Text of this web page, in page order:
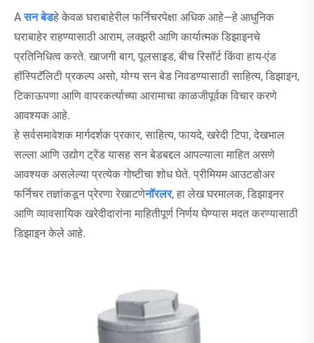
Aसन बेडहे केवळ घराबाहेरील फर्निचरपेक्षा अधिक आहे—हे आधुनिक
घराबाहेर राहण्यासाठी आराम, लक्झरी आणि कार्यात्मक डिझाइनचे
प्रतिनिधित्व करते. खाजगी बाग, पूलसाइड, बीच रिसॉर्ट किंवा हाय-एंड
हॉस्पिटॅलिटी प्रकल्प असो, योग्य सन बेड निवडण्यासाठी साहित्य, डिझाइन,
टिकाऊपणा आणि वापरकर्त्याच्या आरामाचा काळजीपूर्वक विचार करणे
आवश्यक आहे.
हे सर्वसमावेशक मार्गदर्शक प्रकार, साहित्य, फायदे, खरेदी टिपा, देखभाल
सल्ला आणि उद्योग ट्रेंड यासह सन बेडबद्दल आपल्याला माहित असणे
आवश्यक असलेल्या प्रत्येक गोष्टीचा शोध घेते. प्रीमियम आउटडोअर
फर्निचर तज्ञांकडून प्रेरणा रेखाटणेनॉरलर, हा लेख घरमालक, डिझाइनर
आणि व्यावसायिक खरेदीदारांना माहितीपूर्ण निर्णय घेण्यास मदत करण्यासाठी
डिझाइन केले आहे.